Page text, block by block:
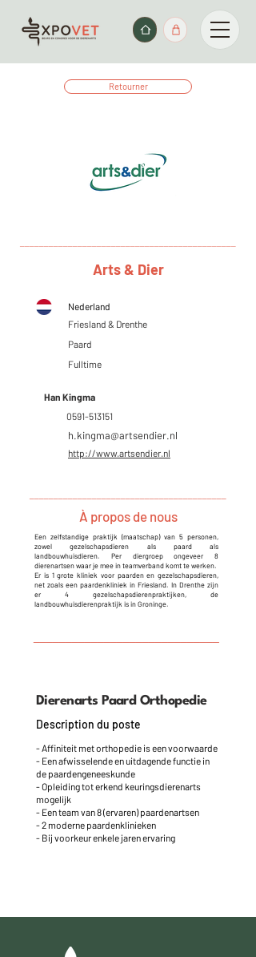
Retourner
Arts & Dier
Nederland
Friesland & Drenthe
Paard
Fulltime
Han Kingma
0591-513151
h.kingma@artsendier.nl
http://www.artsendier.nl
À propos de nous
Een zelfstandige praktijk (maatschap) van 5 personen,
zowel gezelschapsdieren als paard als
landbouwhuisdieren. Per diergroep ongeveer 8
dierenartsen waar je mee in teamverband komt te werken.
Er is 1 grote kliniek voor paarden en gezelschapsdieren,
net zoals een paardenkliniek in Friesland. In Drenthe zijn
er 4 gezelschapsdierenpraktijken, de
landbouwhuisdierenpraktijk is in Groninge.
Dierenarts Paard Orthopedie
Description du poste
- Affiniteit met orthopedie is een voorwaarde
- Een afwisselende en uitdagende functie in
de paardengeneeskunde
- Opleiding tot erkend keuringsdierenarts
mogelijk
- Een team van 8 (ervaren) paardenartsen
- 2 moderne paardenklinieken
- Bij voorkeur enkele jaren ervaring